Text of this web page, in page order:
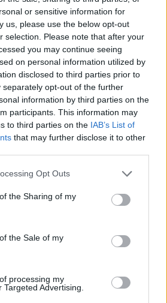
or sensitive information for
us, please use the below opt-out
selection. Please note that after your
you may continue seeing
on personal information utilized by
disclosed to third parties prior to
separately opt-out of the further
information by third parties on the
participants. This information may
to third parties on the IAB’s List of
that may further disclose it to other
Opt Outs
the Sharing of my
the Sale of my
processing my
Advertising.
motores térmicos
PPC Ralf Keller
Machado